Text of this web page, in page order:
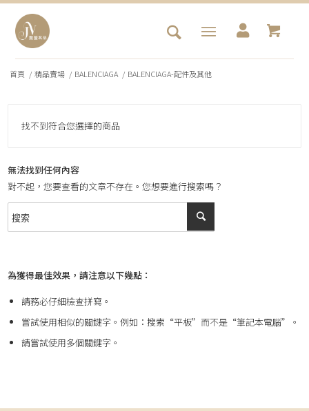
首頁 / 精品賣場 / BALENCIAGA / BALENCIAGA-配件及其他
找不到符合您選擇的商品
無法找到任何內容
對不起，您要查看的文章不存在。您想要進行搜索嗎？
為獲得最佳效果，請注意以下幾點：
請務必仔細檢查拼寫。
嘗試使用相似的關鍵字。例如：搜索“平板”而不是“筆記本電腦”。
請嘗試使用多個關鍵字。